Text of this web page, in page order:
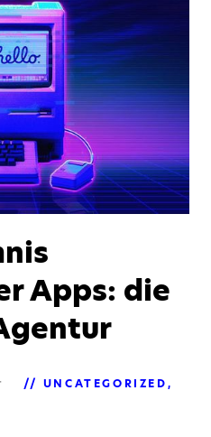
Apps: die
UNCATEGORIZED